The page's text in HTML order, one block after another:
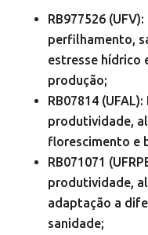
RB977526
perfilhamento,
estresse hídrico
produção;
RB07814
produtividade,
florescimento e
RB071071
produtividade,
adaptação a
sanidade;